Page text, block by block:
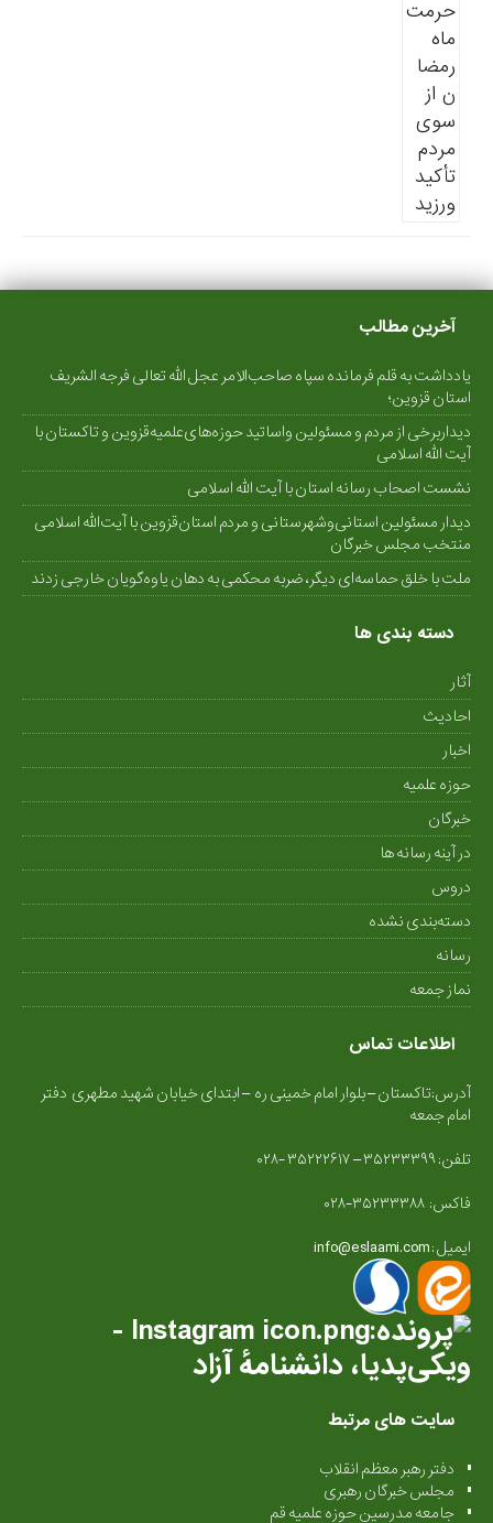
آخرین مطالب
یادداشت به قلم فرمانده سپاه صاحب‌الامر عجل الله تعالی فرجه الشریف
استان قزوین؛
دیداربرخی از مردم و مسئولین واساتید حوزه‌های‌علمیه‌قزوین و تاکستان با
آیت الله اسلامی
نشست اصحاب رسانه استان با آیت الله اسلامی
دیدار مسئولین استانی‌وشهرستانی و مردم‌ استان‌قزوین با آیت‌الله‌ اسلامی
منتخب مجلس‌ خبرگان
ملت با خلق حماسه‌ای دیگر، ضربه محکمی به دهان یاوه‌گویان خارجی زدند
دسته بندی ها
آثار
احادیث
اخبار
حوزه علمیه
خبرگان
در آینه رسانه ها
دروس
دسته‌بندی نشده
رسانه
نماز جمعه
اطلاعات تماس
آدرس:تاکستان – بلوار امام خمینی ره – ابتدای خیابان شهید مطهری دفتر
امام جمعه
تلفن: ۳۵۲۳۳۳۹۹ – ۳۵۲۲۲۶۱۷ -۰۲۸
فاکس: ۳۵۲۳۳۳۸۸-۰۲۸
ایمیل : info@eslaami.com
سایت های مرتبط
دفتر رهبر معظم انقلاب
مجلس خبرگان رهبری
جامعه مدرسین حوزه علمیه قم